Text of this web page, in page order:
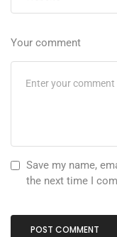
Your comment
Save my name,
the next time I